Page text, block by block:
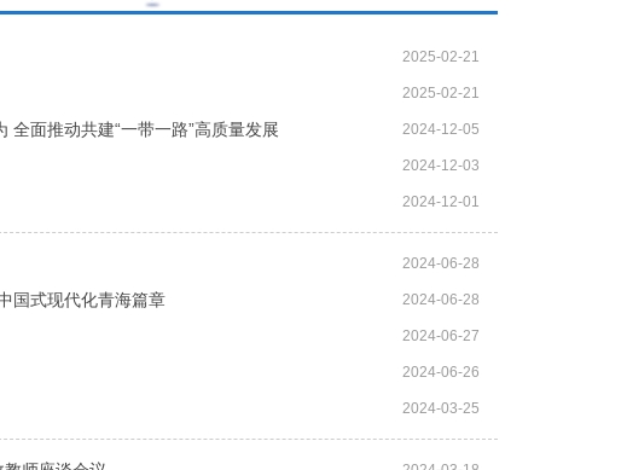
2025-02-21
2025-02-21
2024-12-05
全面推动共建“一带一路”高质量发展
2024-12-03
2024-12-01
2024-06-28
2024-06-28
国式现代化青海篇章
2024-06-27
2024-06-26
2024-03-25